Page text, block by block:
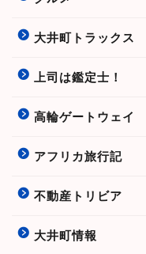
大井町トラックス
上司は鑑定士！
高輪ゲートウェイ
アフリカ旅行記
不動産トリビア
大井町情報